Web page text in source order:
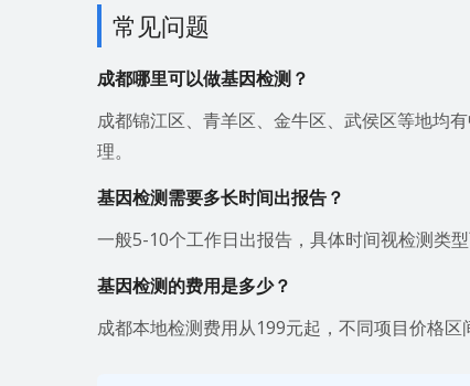
常见问题
成都哪里可以做基因检测？
成都锦江区、青羊区、金牛区、武侯区等地均
理。
基因检测需要多长时间出报告？
一般5-10个工作日出报告，具体时间视检测类型
基因检测的费用是多少？
成都本地检测费用从199元起，不同项目价格区